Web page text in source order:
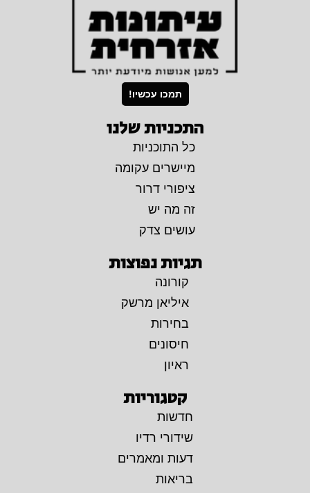
תמכו עכשיו!
התכניות שלנו
כל התוכניות
מיישרים עקומה
ציפורי דרור
זה מה יש
עושים צדק
תגיות נפוצות
קורונה
איליאן מרשק
בחירות
חיסונים
ראיון
קטגוריות
חדשות
שידורי רדיו
דעות ומאמרים
בריאות